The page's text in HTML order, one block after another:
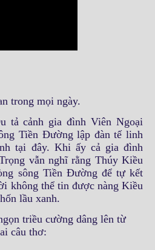
trong mọi ngày.
tả cảnh gia đình Viên Ngoại
Tiền Đường lập đàn tế linh
tại đây. Khi ấy cả gia đình
vẫn nghĩ rằng Thúy Kiều
sông Tiền Đường để tự kết
không thể tin được nàng Kiều
lầu xanh.
triều cường dâng lên từ
câu thơ: